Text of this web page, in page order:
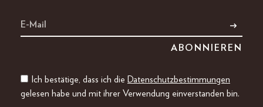
Ich bestätige, dass ich die Datenschutzbestimmungen
gelesen habe und mit ihrer Verwendung einverstanden bin.